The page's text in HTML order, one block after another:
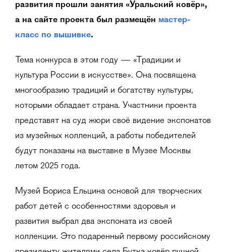
развития прошли занятия «Уральский ковёр»,
а на сайте проекта был размещён мастер-
класс по вышивке.
Тема конкурса в этом году — «Традиции и
культура России в искусстве». Она посвящена
многообразию традиций и богатству культуры,
которыми обладает страна. Участники проекта
представят на суд жюри своё видение экспонатов
из музейных коллекций, а работы победителей
будут показаны на выставке в Музее Москвы
летом 2025 года.
Музей Бориса Ельцина основой для творческих
работ детей с особенностями здоровья и
развития выбрал два экспоната из своей
коллекции. Это подаренный первому российскому